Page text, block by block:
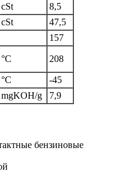
cSt
8,5
cSt
47,5
157
°C 208
°C
-45
mgKOH/g 7,9
бензиновые